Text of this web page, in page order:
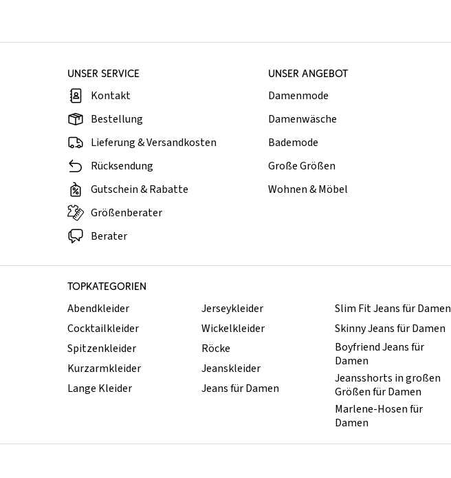
UNSER SERVICE
Kontakt
Bestellung
Lieferung & Versandkosten
Rücksendung
Gutschein & Rabatte
Größenberater
Berater
UNSER ANGEBOT
Damenmode
Damenwäsche
Bademode
Große Größen
Wohnen & Möbel
TOPKATEGORIEN
Abendkleider
Cocktailkleider
Spitzenkleider
Kurzarmkleider
Lange Kleider
Jerseykleider
Wickelkleider
Röcke
Jeanskleider
Jeans für Damen
Slim Fit Jeans für Damen
Skinny Jeans für Damen
Boyfriend Jeans für
Damen
Jeansshorts in großen
Größen für Damen
Marlene-Hosen für
Damen